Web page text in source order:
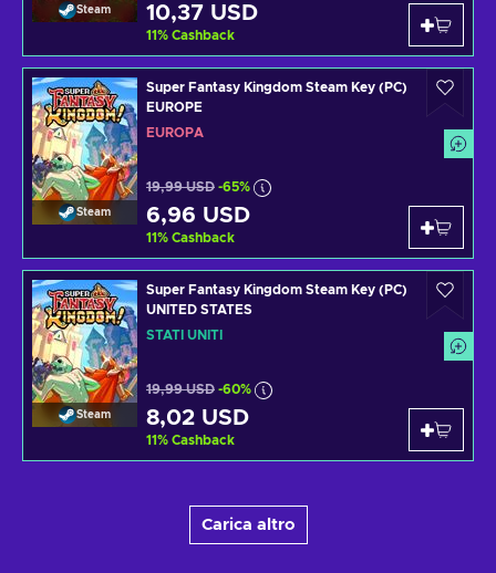
Steam 10,37 USD
11% Cashback
Steam
Super Fantasy Kingdom Steam Key (PC)
EUROPE
EUROPA
19,99 USD -65%
6,96 USD
11% Cashback
Steam
Super Fantasy Kingdom Steam Key (PC)
UNITED STATES
STATI UNITI
19,99 USD -60%
8,02 USD
11% Cashback
Carica altro